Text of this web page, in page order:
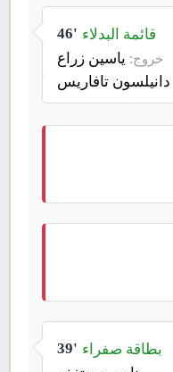
46' قائمة البدلاء
خروج: ياسين زراع
دانيلسون تافاريس
39' بطاقة صفراء